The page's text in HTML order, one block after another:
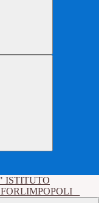
ISTITUTO
FORLIMPOPOLI